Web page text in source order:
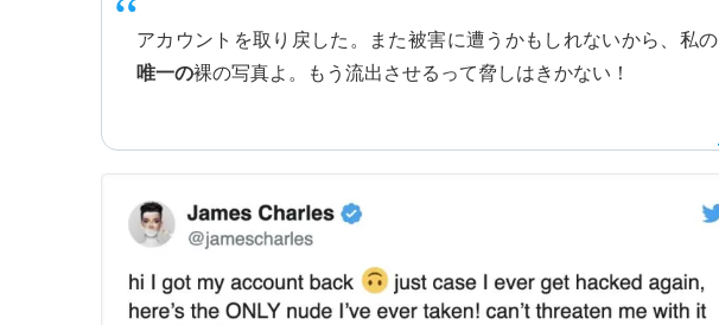
アカウントを取り戻した。また被害に遭うかもしれないから、私の
唯一の裸の写真よ。もう流出させるって脅しはきかない！